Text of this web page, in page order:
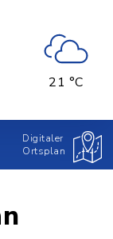
21 °C
Digitaler
Ortsplan